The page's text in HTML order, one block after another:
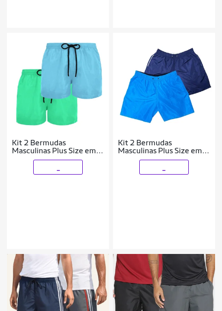
Kit 2 Bermudas
Masculinas Plus Size em
Tactel com Corte Solto e
Kit 2 Bermudas
Masculinas Plus Size em
Tactel com Conforto e